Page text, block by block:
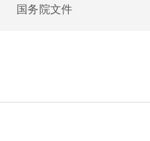
国务院文件